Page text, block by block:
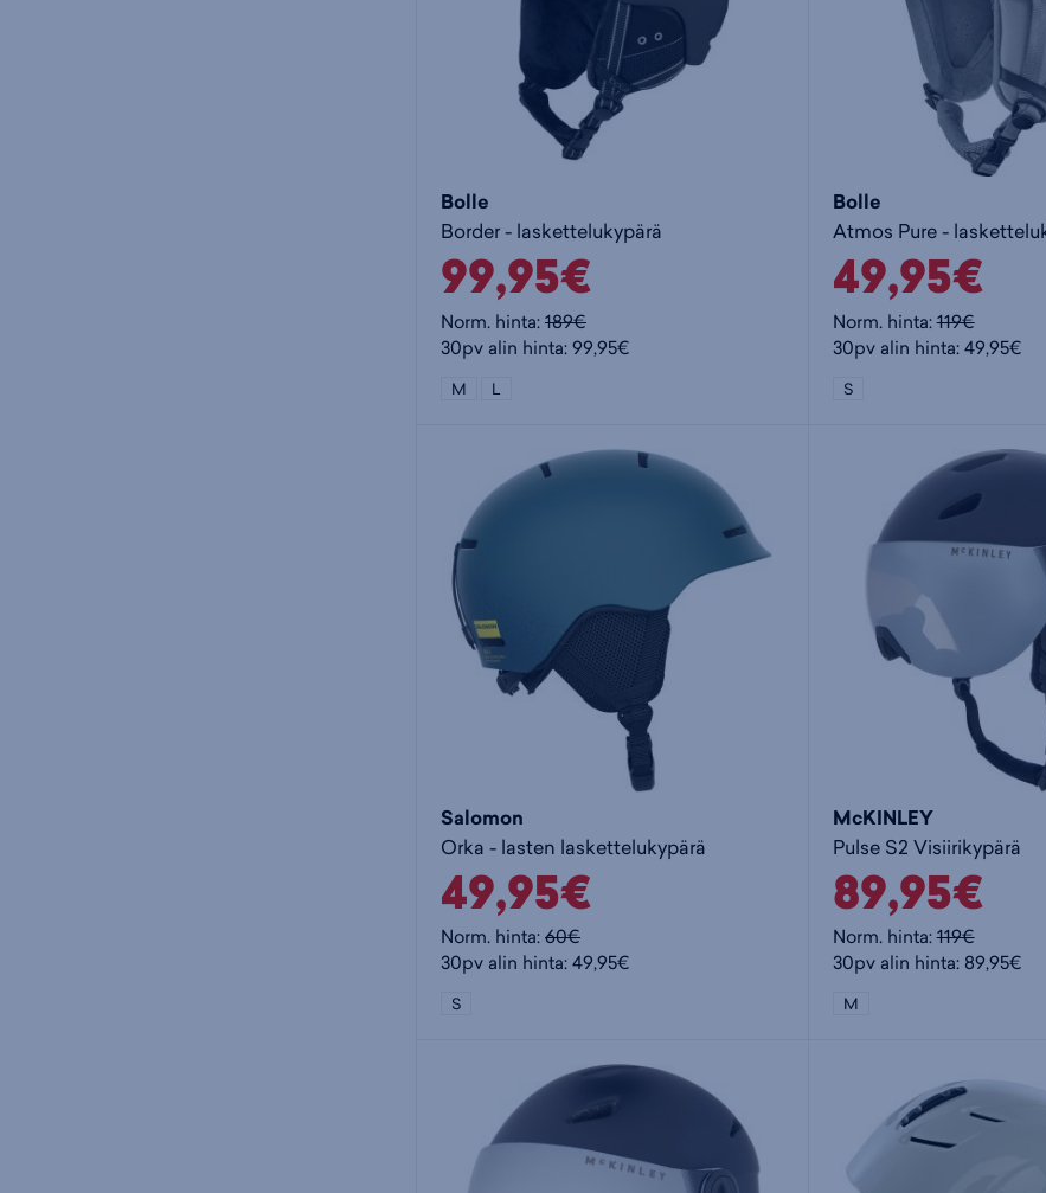
Bolle
Border - laskettelukypärä
99,95€
Norm. hinta:189€
30pv alin hinta: 99,95€
M L
Bolle
Atmos Pure -
49,95€
Norm. hinta:119€
30pv alin hinta: 49,95€
S
Salomon
Orka - lasten laskettelukypärä
49,95€
Norm. hinta:60€
30pv alin hinta: 49,95€
S
McKINLEY
Pulse S2 Visiirikypärä
89,95€
Norm. hinta:119€
30pv alin hinta: 89,95€
M